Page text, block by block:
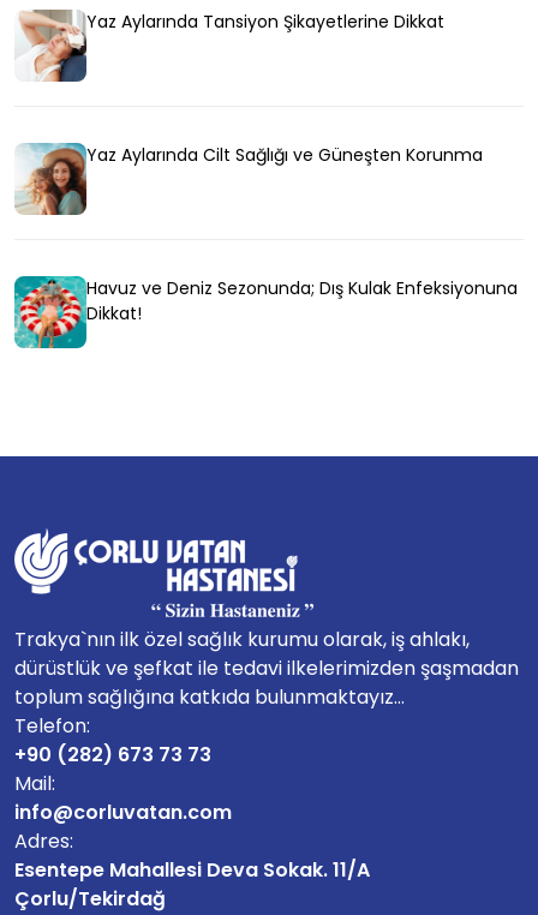
Yaz Aylarında Tansiyon Şikayetlerine Dikkat
Yaz Aylarında Cilt Sağlığı ve Güneşten Korunma
Havuz ve Deniz Sezonunda; Dış Kulak Enfeksiyonuna
Dikkat!
Trakya`nın ilk özel sağlık kurumu olarak, iş ahlakı,
dürüstlük ve şefkat ile tedavi ilkelerimizden şaşmadan
toplum sağlığına katkıda bulunmaktayız...
Telefon:
+90 (282) 673 73 73
Mail:
info@corluvatan.com
Adres:
Esentepe Mahallesi Deva Sokak. 11/A
Çorlu/Tekirdağ